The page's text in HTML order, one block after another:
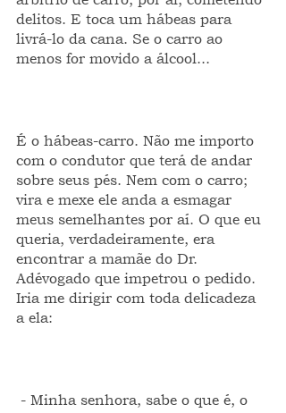
delitos. E toca um hábeas para
livrá-lo da cana. Se o carro ao
menos for movido a álcool...
É o hábeas-carro. Não me importo
com o condutor que terá de andar
sobre seus pés. Nem com o carro;
vira e mexe ele anda a esmagar
meus semelhantes por aí. O que eu
queria, verdadeiramente, era
encontrar a mamãe do Dr.
Adévogado que impetrou o pedido.
Iria me dirigir com toda delicadeza
a ela: